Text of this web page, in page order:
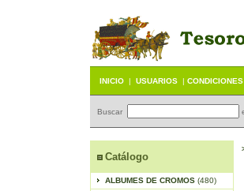
INICIO | USUARIOS | CONDICIONES
Buscar
Catálogo
ALBUMES DE CROMOS (480)